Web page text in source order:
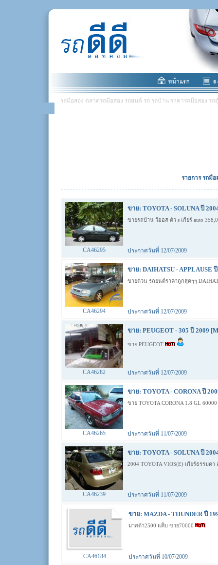
รถมือสอง ตลาดรถมือสอง รถยนต์ รถ รถบ้าน ราคารถมือสอง รถ
รายการ รถมื
ขาย: TOYOTA - SOLUNA ปี
ขายรถบ้าน วีออส ตัว s เกียร์ auto
CA46295 ประกาศวันที่ 12/07/2009
ขาย: DAIHATSU - APPLAUSE
ขายด่วน รถยนต์ราคาถูกสุดๆๆ
CA46294 ประกาศวันที่ 12/07/2009
ขาย: PEUGEOT - 305 ปี 2009
ขาย PEUGEOT
CA46282 ประกาศวันที่ 12/07/2009
ขาย: TOYOTA - CORONA ปี
ขาย TOYOTA CORONA 1.8 GL
CA46265 ประกาศวันที่ 11/07/2009
ขาย: TOYOTA - SOLUNA ปี
2004 TOYOTA VIOS(E) เกียร์ธรรม
CA46239 ประกาศวันที่ 11/07/2009
ขาย: MAZDA - THUNDER ปี
มาสด้า2500 แค็บ ขาย70000
CA46184 ประกาศวันที่ 10/07/2009